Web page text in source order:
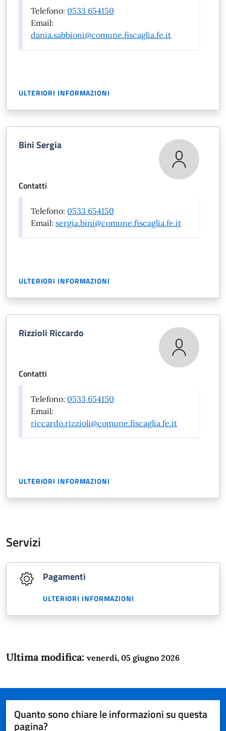
Telefono: 0533 654150
Email:
dania.sabbioni@comune.fiscaglia.fe.it
ULTERIORI INFORMAZIONI
Bini Sergia
Contatti
Telefono: 0533 654150
Email: sergia.bini@comune.fiscaglia.fe.it
ULTERIORI INFORMAZIONI
Rizzioli Riccardo
Contatti
Telefono: 0533 654150
Email:
riccardo.rizzioli@comune.fiscaglia.fe.it
ULTERIORI INFORMAZIONI
Servizi
Pagamenti
ULTERIORI INFORMAZIONI
Ultima modifica: venerdì, 05 giugno 2026
Quanto sono chiare le informazioni su questa
pagina?